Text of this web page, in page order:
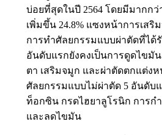
บ่อยที่สุดในปี 2564 โดยมีมากกว่
เพิ่มขึ้น 24.8% แซงหน้าการเสริ
การทำศัลยกรรมแบบผ่าตัดที่ได้
อันดับแรกยังคงเป็นการดูดไขมั
ตา เสริมจมูก และผ่าตัดตกแต่ง
ศัลยกรรมแบบไม่ผ่าตัด 5 อันดับ
ท็อกซิน กรดไฮยาลูโรนิก การก
และลดไขมัน